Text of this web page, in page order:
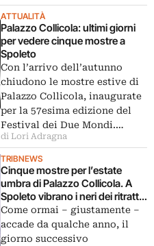
ATTUALITÀ
Palazzo Collicola: ultimi giorni
per vedere cinque mostre a
Spoleto
Con l’arrivo dell’autunno
chiudono le mostre estive di
Palazzo Collicola, inaugurate
per la 57esima edizione del
Festival dei Due Mondi.…
di Lori Adragna
TRIBNEWS
Cinque mostre per l’estate
umbra di Palazzo Collicola. A
Spoleto vibrano i neri dei ritratti
barocchi di Matteo Basilè: ecco
le immagini dall’opening
Come ormai – giustamente –
accade da qualche anno, il
giorno successivo